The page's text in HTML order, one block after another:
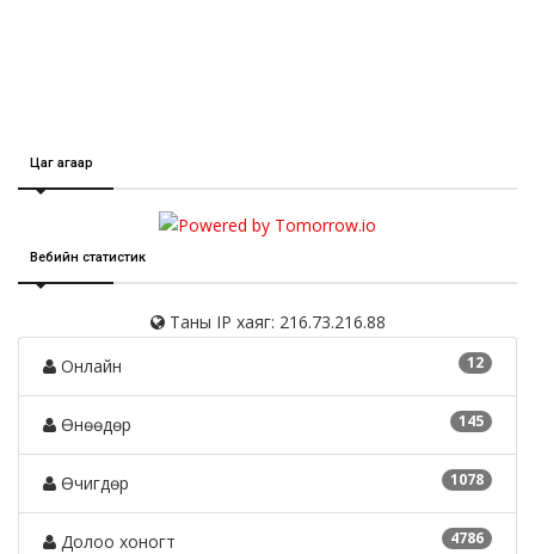
Цаг агаар
Вебийн статистик
Таны IP хаяг: 216.73.216.88
12
Онлайн
145
Өнөөдөр
1078
Өчигдөр
4786
Долоо хоногт